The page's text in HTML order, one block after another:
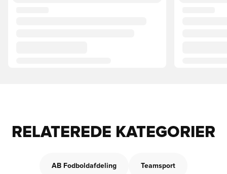
RELATEREDE KATEGORIER
AB Fodboldafdeling Teamsport